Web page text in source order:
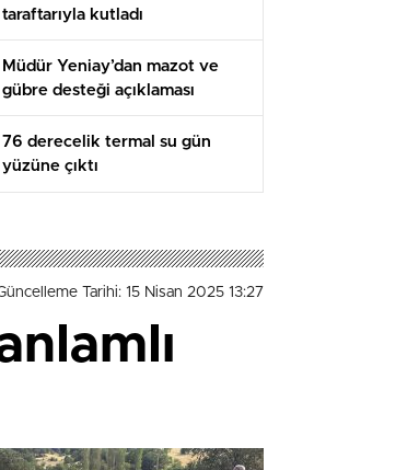
taraftarıyla kutladı
Müdür Yeniay’dan mazot ve
gübre desteği açıklaması
76 derecelik termal su gün
yüzüne çıktı
Tarihi: 15 Nisan 2025 13:27